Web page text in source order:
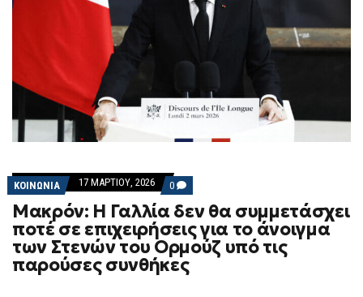
ΚΟΙΝΩΝΙΑ 17 ΜΑΡΤΊΟΥ, 2026 0 COMMENTS
ON
ΜΑΚΡΌΝ:
Η
ΓΑΛΛΊΑ
ΔΕΝ
ΘΑ
ΣΥΜΜΕΤΆΣΧΕΙ
Μακρόν: Η Γαλλία δεν θα συμμετάσχει
ποτέ σε επιχειρήσεις για το άνοιγμα
των Στενών του Ορμούζ υπό τις
παρούσες συνθήκες